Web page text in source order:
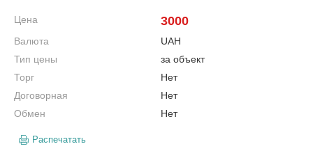
Цена 3000
Валюта
UAH
Тип цены
за объект
Торг
Нет
Договорная
Нет
Обмен
Нет
Распечатать